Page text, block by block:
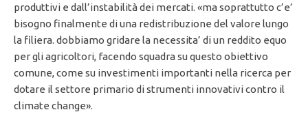
produttivi e dall’instabilità dei mercati. «ma soprattutto c’e’
bisogno finalmente di una redistribuzione del valore lungo
la filiera. dobbiamo gridare la necessita’ di un reddito equo
per gli agricoltori, facendo squadra su questo obiettivo
comune, come su investimenti importanti nella ricerca per
dotare il settore primario di strumenti innovativi contro il
climate change».